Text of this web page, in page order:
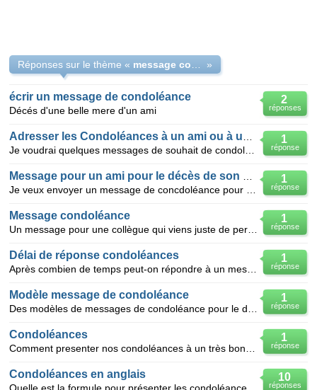
Réponses sur le thème « »
2
réponses
écrir un message de condoléance
Décés d'une belle mere d'un ami
1
réponse
1
réponse
1
réponse
Message condoléance
1
réponse
Délai de réponse condoléances
1
réponse
Modèle message de condoléance
1
réponse
Condoléances
10
réponses
Condoléances en anglais